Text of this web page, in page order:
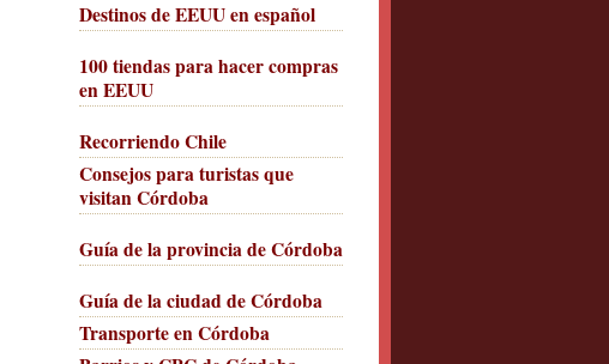
Destinos de EEUU en español
100 tiendas para hacer compras
en EEUU
Recorriendo Chile
Consejos para turistas que
visitan Córdoba
Guía de la provincia de Córdoba
Guía de la ciudad de Córdoba
Transporte en Córdoba